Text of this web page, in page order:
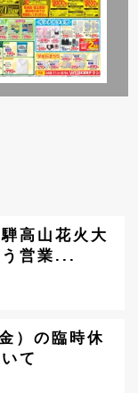
高山花火大
営業...
）の臨時休
て